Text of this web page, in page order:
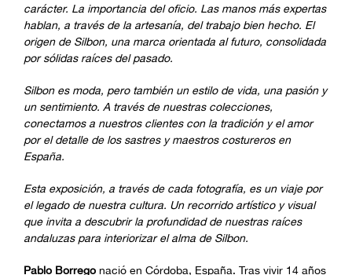
carácter. La importancia del oficio. Las manos más expertas
hablan, a través de la artesanía, del trabajo bien hecho. El
origen de Silbon, una marca orientada al futuro, consolidada
por sólidas raíces del pasado.
Silbon es moda, pero también un estilo de vida, una pasión y
un sentimiento. A través de nuestras colecciones,
conectamos a nuestros clientes con la tradición y el amor
por el detalle de los sastres y maestros costureros en
España.
Esta exposición, a través de cada fotografía, es un viaje por
el legado de nuestra cultura. Un recorrido artístico y visual
que invita a descubrir la profundidad de nuestras raíces
andaluzas para interiorizar el alma de Silbon.
Pablo Borrego nació en Córdoba, España. Tras vivir 14 años